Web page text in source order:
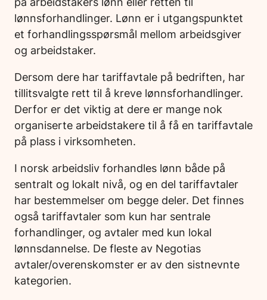
lønnsforhandlinger. Lønn er i utgangspunktet
et forhandlingsspørsmål mellom arbeidsgiver
og arbeidstaker.
Dersom dere har tariffavtale på bedriften, har
tillitsvalgte rett til å kreve lønnsforhandlinger.
Derfor er det viktig at dere er mange nok
organiserte arbeidstakere til å få en tariffavtale
på plass i virksomheten.
I norsk arbeidsliv forhandles lønn både på
sentralt og lokalt nivå, og en del tariffavtaler
har bestemmelser om begge deler. Det finnes
også tariffavtaler som kun har sentrale
forhandlinger, og avtaler med kun lokal
lønnsdannelse. De fleste av Negotias
avtaler/overenskomster er av den sistnevnte
kategorien.